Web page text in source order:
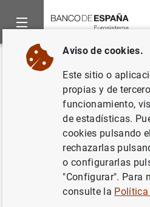
Inicio Noticias y eventos
Volver
Estadísticas de
interés aplicados
la zona del euro:
Aviso de cookies.
Este sitio o
propias y de
funcionamiento,
de estadísticas.
cookies pulsando
rechazarlas
o configurarlas
"Configurar". Para
consulte la Política